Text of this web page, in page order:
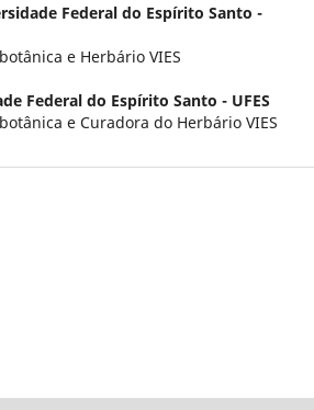
Federal do Espírito Santo -
e Herbário VIES
Federal do Espírito Santo - UFES
e Curadora do Herbário VIES